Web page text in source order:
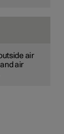
air
air